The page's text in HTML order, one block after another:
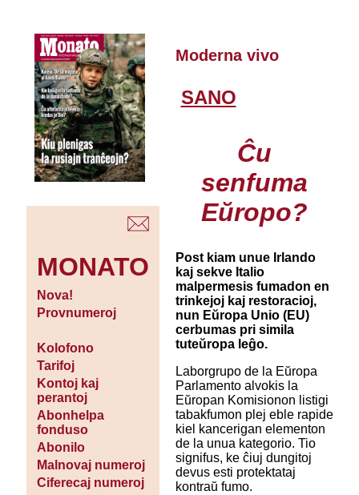
MONATO
Nova!
Provnumeroj
Kolofono
Tarifoj
Kontoj kaj
perantoj
Abonhelpa
fonduso
Abonilo
Malnovaj numeroj
Ciferecaj numeroj
Moderna vivo
SANO
Ĉu
senfuma
Eŭropo?
Post kiam unue Irlando
kaj sekve Italio
malpermesis fumadon en
trinkejoj kaj restoracioj,
nun Eŭropa Unio (EU)
cerbumas pri simila
tuteŭropa leĝo.
Laborgrupo de la Eŭropa
Parlamento alvokis la
Eŭropan Komisionon listigi
tabakfumon plej eble rapide
kiel kancerigan elementon
de la unua kategorio. Tio
signifus, ke ĉiuj dungitoj
devus esti protektataj
kontraŭ fumo.